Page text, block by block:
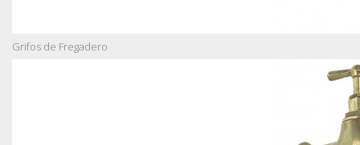
Grifos de Fregadero